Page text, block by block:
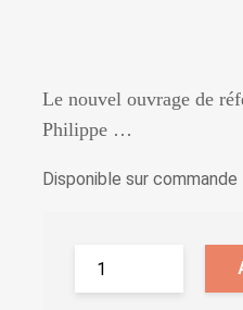
Le nouvel ouvrage de
Philippe …
Disponible sur commande